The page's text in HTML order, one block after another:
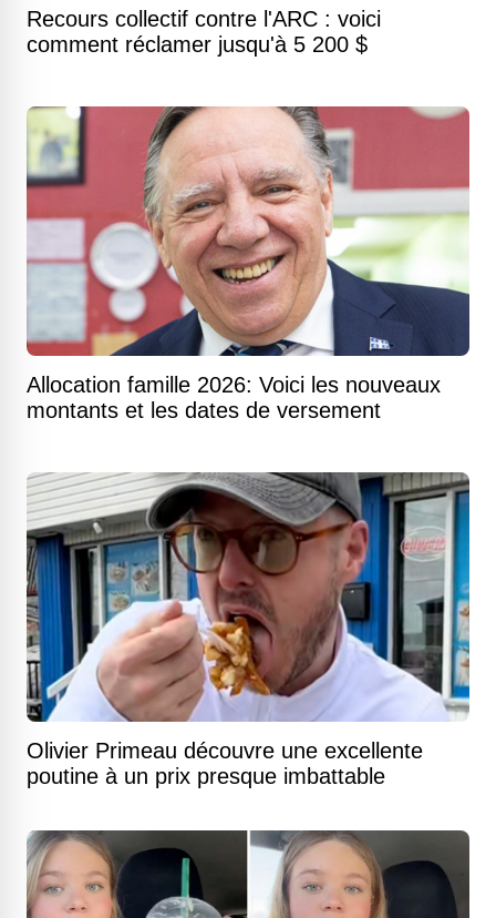
Recours collectif contre l'ARC : voici
comment réclamer jusqu'à 5 200 $
Allocation famille 2026: Voici les nouveaux
montants et les dates de versement
Olivier Primeau découvre une excellente
poutine à un prix presque imbattable